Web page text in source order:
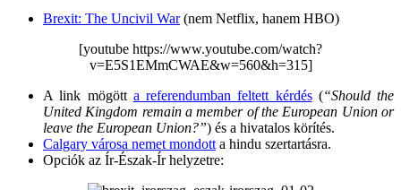
Brexit: The Uncivil War(nem Netflix, hanem HBO)
[youtube https://www.youtube.com/watch?
v=E5S1EMmCWAE&w=560&h=315]
A link mögött a referendumban feltett kérdés(“Should the
United Kingdom remain a member of the European Union or
leave the European Union?”) és a hivatalos körítés.
Calgary városa nemet mondott a hindu szertartásra.
Opciók az Ír-Észak-Ír helyzetre: